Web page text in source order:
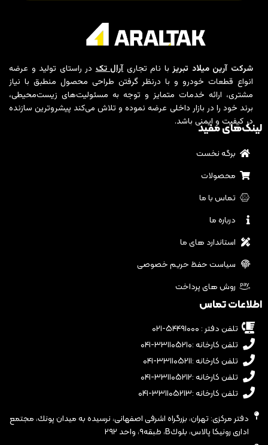
شرکت آرین میلاد تبریزبا نام تجاریآرال تکدر راستای تولید و عرضه
انواع قطعات خودرو و با درنظر گرفتن طراحی محصول منطبق با نیاز
مشتری، ارائه خدمات متمایز و توجه به مسئولیت‌های زیست‌محیطی،
برند خود را در بازار داخلی عرضه نموده و تلاش می‌کند پیشروترین سازنده
در کیفیت و ایمنی باشد.
لینک‌های مفید
برگه نخست
محصولات
تماس با ما
درباره ما
استاندارد های ما
سیاست حفظ حریم خصوصی
روش های پرداخت
اطلاعات تماس
تلفن دفتر : ۵۴۴۹۱۰۰۰-۰۲۱
تلفن کارخانه :۳۳۱۱۰۵۲۱۰-۰۴۱
تلفن کارخانه :۳۳۱۱۰۵۲۱۱-۰۴۱
تلفن کارخانه :۳۳۱۱۰۵۲۱۲-۰۴۱
تلفن کارخانه :۳۳۱۱۰۵۲۱۳-۰۴۱
دفتر مرکزی: تهران، بزرگراه اشرفى اصفهانى، نرسيده به ميدان پونك، مجتمع
ادارى رونيكا پالاس، بلوكB، طبقه٩، واحد ٢٩٢